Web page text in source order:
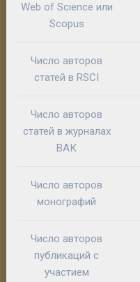
Web of Science или
Scopus
Число авторов
статей в RSCI
Число авторов
статей в журналах
ВАК
Число авторов
монографий
Число авторов
публикаций с
участием